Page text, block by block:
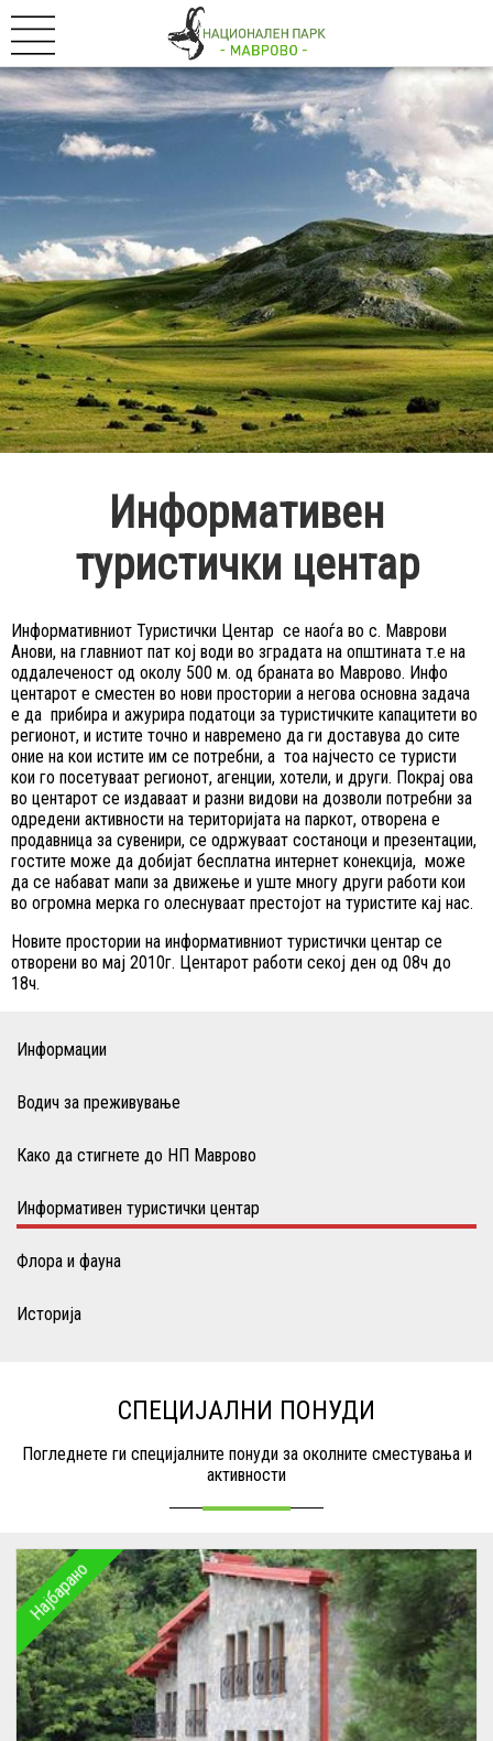
Информации
Водич за преживување
Како да стигнете до НП Mаврово
Информативен туристички центар
Флора и фауна
Историја
Информативен
туристички центар
Информативниот Туристички Центар се наоѓа во с. Маврови
Анови, на главниот пат кој води во зградата на општината т.е на
оддалеченост од околу 500 м. од браната во Маврово. Инфо
центарот е сместен во нови простории а негова основна задача
е да прибира и ажурира податоци за туристичките капацитети во
регионот, и истите точно и навремено да ги доставува до сите
оние на кои истите им се потребни, а тоа најчесто се туристи
кои го посетуваат регионот, агенции, хотели, и други. Покрај ова
во центарот се издаваат и разни видови на дозволи потребни за
одредени активности на територијата на паркот, отворена е
продавница за сувенири, се одржуваат состаноци и презентации,
гостите може да добијат бесплатна интернет конекција, може
да се набават мапи за движење и уште многу други работи кои
во огромна мерка го олеснуваат престојот на туристите кај нас.
Новите простории на информативниот туристички центар се
отворени во мај 2010г. Центарот работи секој ден од 08ч до
18ч.
СПЕЦИЈАЛНИ ПОНУДИ
Погледнете ги специјалните понуди за околните сместувања и
активности
Најбарано